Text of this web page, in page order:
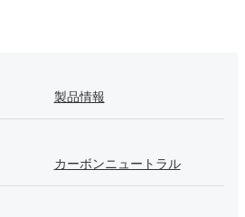
製品情報
カーボンニュートラル